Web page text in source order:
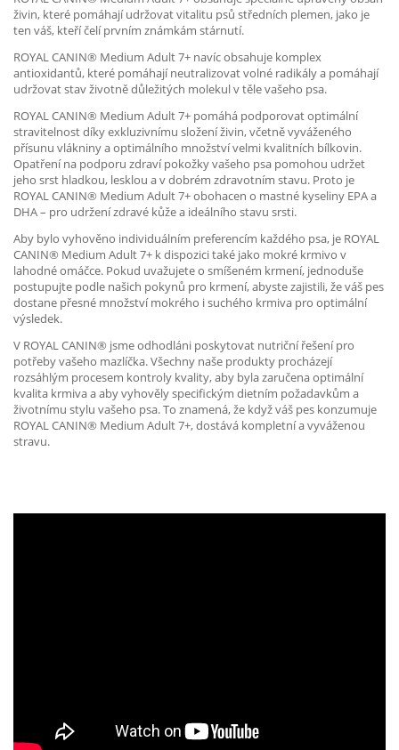
živin, které pomáhají udržovat vitalitu psů středních plemen, jako je
ten váš, kteří čelí prvním známkám stárnutí.
ROYAL CANIN® Medium Adult 7+ navíc obsahuje komplex
antioxidantů, které pomáhají neutralizovat volné radikály a pomáhají
udržovat stav životně důležitých molekul v těle vašeho psa.
ROYAL CANIN® Medium Adult 7+ pomáhá podporovat optimální
stravitelnost díky exkluzivnímu složení živin, včetně vyváženého
přísunu vlákniny a optimálního množství velmi kvalitních bílkovin.
Opatření na podporu zdraví pokožky vašeho psa pomohou udržet
jeho srst hladkou, lesklou a v dobrém zdravotním stavu. Proto je
ROYAL CANIN® Medium Adult 7+ obohacen o mastné kyseliny EPA a
DHA – pro udržení zdravé kůže a ideálního stavu srsti.
Aby bylo vyhověno individuálním preferencím každého psa, je ROYAL
CANIN® Medium Adult 7+ k dispozici také jako mokré krmivo v
lahodné omáčce. Pokud uvažujete o smíšeném krmení, jednoduše
postupujte podle našich pokynů pro krmení, abyste zajistili, že váš pes
dostane přesné množství mokrého i suchého krmiva pro optimální
výsledek.
V ROYAL CANIN® jsme odhodláni poskytovat nutriční řešení pro
potřeby vašeho mazlíčka. Všechny naše produkty procházejí
rozsáhlým procesem kontroly kvality, aby byla zaručena optimální
kvalita krmiva a aby vyhověly specifickým dietním požadavkům a
životnímu stylu vašeho psa. To znamená, že když váš pes konzumuje
ROYAL CANIN® Medium Adult 7+, dostává kompletní a vyváženou
stravu.